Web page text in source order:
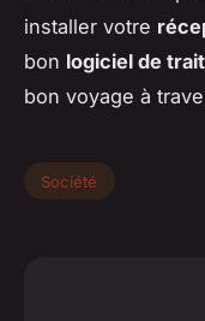
installer votre
bon logiciel de
bon voyage à
Société